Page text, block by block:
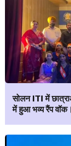
सोलन ITI में
में हुआ भव्य रैंप